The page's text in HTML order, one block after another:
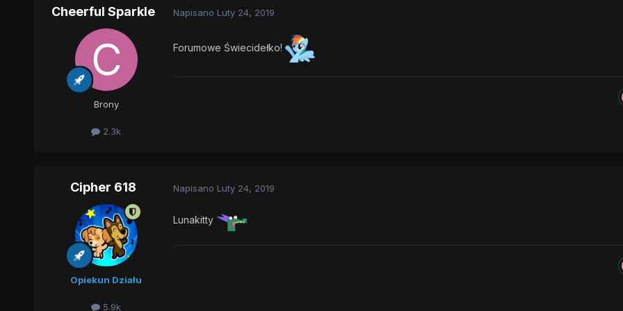
Cheerful Sparkle
Brony
2.3k
Napisano Luty 24, 2019
Forumowe Świecidełko!
Cipher 618
Opiekun Działu
5.9k
Napisano Luty 24, 2019
Lunakitty